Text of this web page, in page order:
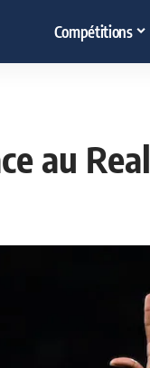
Compétitions
au Real